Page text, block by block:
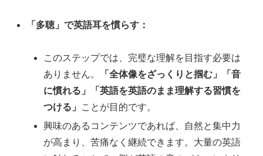
「多聴」で英語耳を慣らす：
このステップでは、完璧な理解を目指す必要は
ありません。
「全体像をざっくりと掴む」「音
に慣れる」「英語を英語のまま理解する習慣を
つける」 ことが目的です。
興味のあるコンテンツであれば、自然と集中力
が高まり、苦痛なく継続できます。大量の英語